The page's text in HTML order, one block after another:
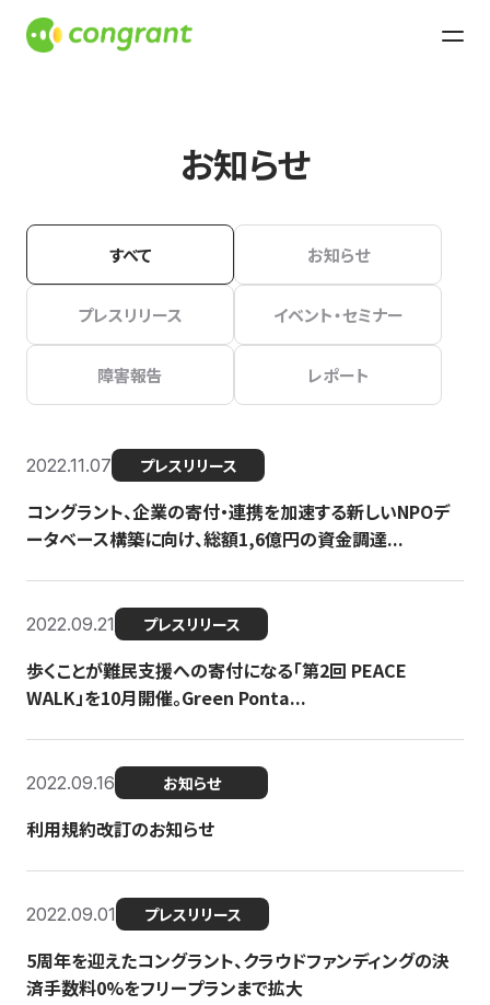
お知らせ
すべて お知らせ
プレスリリース イベント・セミナー
障害報告 レポート
2022.11.07 プレスリリース
コングラント、企業の寄付・連携を加速する新しいNPOデ
ータベース構築に向け、総額1,6億円の資金調達...
2022.09.21 プレスリリース
歩くことが難民支援への寄付になる「第2回 PEACE
WALK」を10月開催。Green Ponta...
2022.09.16 お知らせ
利用規約改訂のお知らせ
2022.09.01 プレスリリース
5周年を迎えたコングラント、クラウドファンディングの決
済手数料0%をフリープランまで拡大